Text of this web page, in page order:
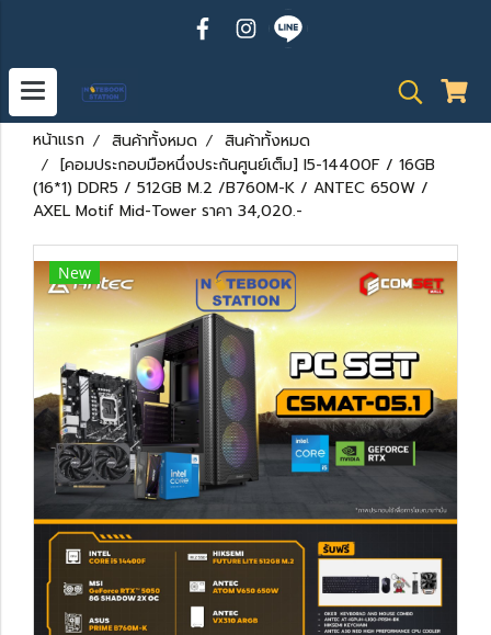
หน้าแรก สินค้าทั้งหมด
สินค้าทั้งหมด
[คอมประกอบมือหนึ่งประกันศูนย์เต็ม] I5-14400F / 16GB
(16*1) DDR5 / 512GB M.2 /B760M-K / ANTEC 650W /
AXEL Motif Mid-Tower ราคา 34,020.-
New